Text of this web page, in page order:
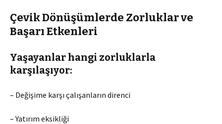
Çevik Dönüşümlerde Zorluklar ve
Başarı Etkenleri
Yaşayanlar hangi zorluklarla
karşılaşıyor:
– Değişime karşı çalışanların direnci
– Yatırım eksikliği